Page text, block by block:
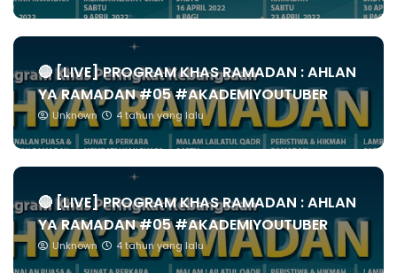
🔴 [LIVE] PROGRAM KHAS RAMADAN : AHLAN
YA RAMADAN #05 #AKADEMIYOUTUBER
Unknown 4 tahun yang lalu
🔴 [LIVE] PROGRAM KHAS RAMADAN : AHLAN
YA RAMADAN #05 #AKADEMIYOUTUBER
Unknown 4 tahun yang lalu